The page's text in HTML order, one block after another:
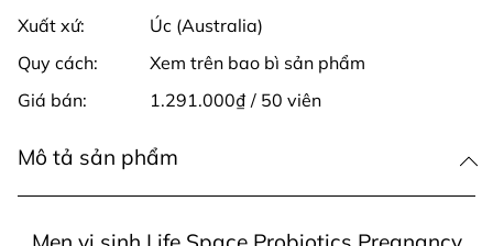
Xuất xứ:
Úc (Australia)
Quy cách:
Xem trên bao bì sản phẩm
Giá bán:
1.291.000₫ / 50 viên
Mô tả sản phẩm